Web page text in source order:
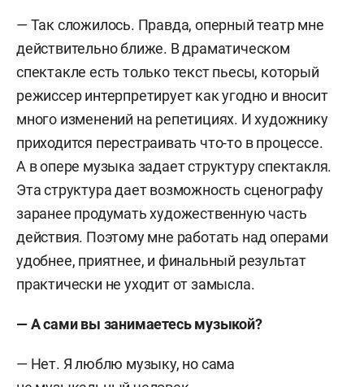
«Арсенал» (Нижний Новгород). Принимала
участие в международных ярмарках
современного искусства Blazar (2020, 2021),
ArtRussia (2021), Da! Moscow! (2021), «1703», «Арт-
Москва» и Cosmoscow (2022).
Живет и работает в Москве.
— Так сложилось. Правда, оперный театр мне
действительно ближе. В драматическом
спектакле есть только текст пьесы, который
режиссер интерпретирует как угодно и вносит
много изменений на репетициях. И художнику
приходится перестраивать что-то в процессе.
А в опере музыка задает структуру спектакля.
Эта структура дает возможность сценографу
заранее продумать художественную часть
действия. Поэтому мне работать над операми
удобнее, приятнее, и финальный результат
практически не уходит от замысла.
— А сами вы занимаетесь музыкой?
— Нет. Я люблю музыку, но сама